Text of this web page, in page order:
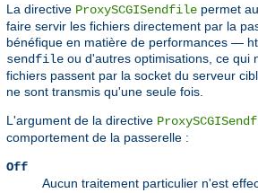
La directive ProxySCGISendfile permet
faire servir les fichiers directement par la
bénéfique en matière de performances —
sendfile ou d'autres optimisations, ce qui
fichiers passent par la socket du serveur
ne sont transmis qu'une seule fois.
L'argument de la directive
comportement de la passerelle :
Off
Aucun traitement particulier n'est